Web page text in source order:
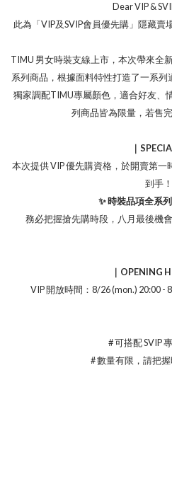
Dear VIP &
此為「VIP及SVIP會員優先購」隱藏賣
TIMU 男女時裝支線上市，本次帶來全
系列商品，根據面料特性打造了一系列
獨家調配TIMU專屬顏色，適合好友、
列商品皆為限量，若售
｜
本次提供 VIP 優先購資格，於開賣第
到手！
✨ 時裝品項全系
務必把握搶先購時段，八月最後機
｜OPENING
VIP 開放時間：8/26 (mon.) 20:00 -
# 可搭配 SVIP
# 數量有限，請把